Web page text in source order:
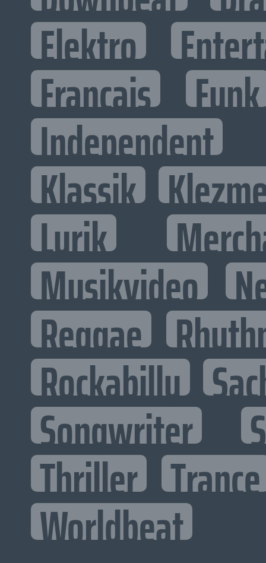
Elektro
Francais Funk
Independent
Klassik
Lyrik
Musikvideo
Reggae
Rockabilly
Songwriter
Thriller Trance
Worldbeat